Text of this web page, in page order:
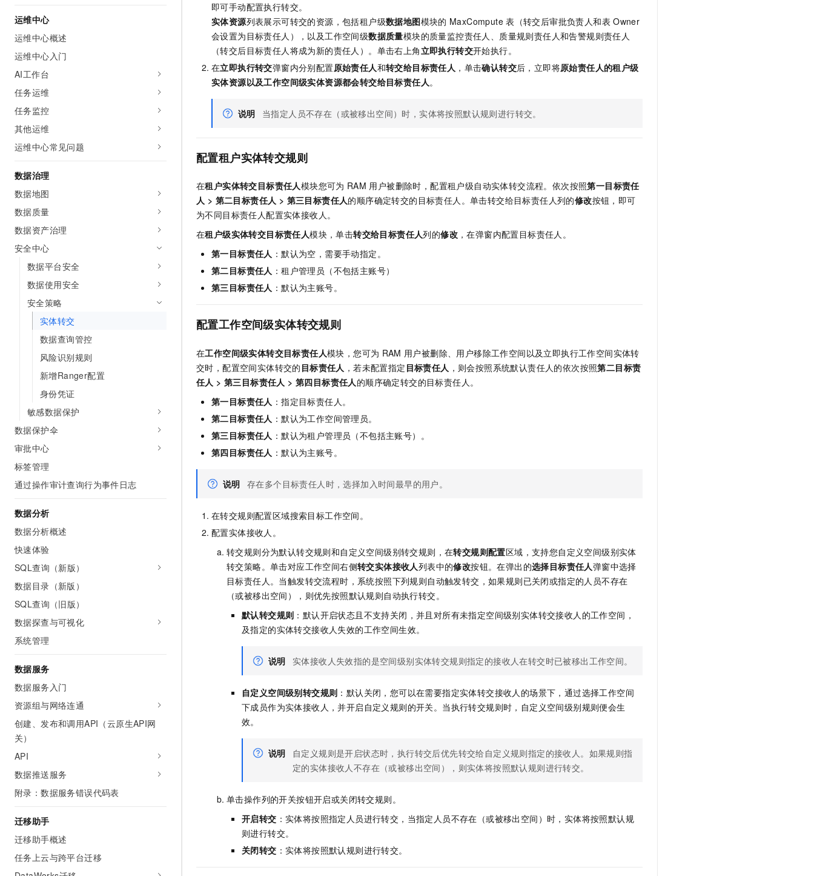
运维中心
运维中心概述
运维中心入门
AI工作台
任务运维
任务监控
其他运维
运维中心常见问题
数据治理
数据地图
数据质量
数据资产治理
安全中心
数据平台安全
数据使用安全
安全策略
实体转交
数据查询管控
风险识别规则
新增Ranger配置
身份凭证
敏感数据保护
数据保护伞
审批中心
标签管理
通过操作审计查询行为事件日志
数据分析
数据分析概述
快速体验
SQL查询（新版）
数据目录（新版）
SQL查询（旧版）
数据探查与可视化
系统管理
数据服务
数据服务入门
资源组与网络连通
创建、发布和调用API（云原生API网
关）
API
数据推送服务
附录：数据服务错误代码表
迁移助手
迁移助手概述
任务上云与跨平台迁移
即可手动配置执行转交。
实体资源列表展示可转交的资源，包括租户级数据地图模块的 MaxCompute 表（转交后审批负责人和表 Owner
会设置为目标责任人），以及工作空间级数据质量模块的质量监控责任人、质量规则责任人和告警规则责任人
（转交后目标责任人将成为新的责任人）。单击右上角立即执行转交开始执行。
在立即执行转交弹窗内分别配置原始责任人和转交给目标责任人 ，单击确认转交后，立即将原始责任人的租户级
实体资源以及工作空间级实体资源都会转交给目标责任人。
说明 当指定人员不存在（或被移出空间）时，实体将按照默认规则进行转交。
配置租户实体转交规则
在租户实体转交目标责任人模块您可为 RAM 用户被删除时，配置租户级自动实体转交流程。依次按照第一目标责任
人 > 第二目标责任人 > 第三目标责任人的顺序确定转交的目标责任人。单击转交给目标责任人列的修改按钮，即可
为不同目标责任人配置实体接收人。
在租户级实体转交目标责任人模块，单击转交给目标责任人列的修改 ，在弹窗内配置目标责任人。
第一目标责任人 ：默认为空，需要手动指定。
第二目标责任人 ：租户管理员（不包括主账号）
第三目标责任人 ：默认为主账号。
配置工作空间级实体转交规则
在工作空间级实体转交目标责任人模块，您可为 RAM 用户被删除、用户移除工作空间以及立即执行工作空间实体转
交时，配置空间实体转交的 目标责任人 ，若未配置指定 目标责任人 ，则会按照系统默认责任人的依次按照第二目标责
任人 >第三目标责任人 >第四目标责任人 的顺序确定转交的目标责任人。
第一目标责任人 ：指定目标责任人。
第二目标责任人 ：默认为工作空间管理员。
第三目标责任人 ：默认为租户管理员（不包括主账号）。
第四目标责任人 ：默认为主账号。
说明 存在多个目标责任人时，选择加入时间最早的用户。
在转交规则配置区域搜索目标工作空间。
配置实体接收人。
转交规则分为默认转交规则和自定义空间级别转交规则，在转交规则配置区域，支持您自定义空间级别实体
转交策略。单击对应工作空间右侧转交实体接收人列表中的修改按钮。在弹出的选择目标责任人弹窗中选择
目标责任人。当触发转交流程时，系统按照下列规则自动触发转交，如果规则已关闭或指定的人员不存在
（或被移出空间），则优先按照默认规则自动执行转交。
默认转交规则 ：默认开启状态且不支持关闭，并且对所有未指定空间级别实体转交接收人的工作空间，
及指定的实体转交接收人失效的工作空间生效。
说明 实体接收人失效指的是空间级别实体转交规则指定的接收人在转交时已被移出工作空间。
自定义空间级别转交规则 ：默认关闭，您可以在需要指定实体转交接收人的场景下，通过选择工作空间
下成员作为实体接收人，并开启自定义规则的开关。当执行转交规则时，自定义空间级别规则便会生
效。
说明
自定义规则是开启状态时，执行转交后优先转交给自定义规则指定的接收人。如果规则指
定的实体接收人不存在（或被移出空间），则实体将按照默认规则进行转交。
单击操作列的开关按钮开启或关闭转交规则。
开启转交 ：实体将按照指定人员进行转交，当指定人员不存在（或被移出空间）时，实体将按照默认规
则进行转交。
关闭转交 ：实体将按照默认规则进行转交。